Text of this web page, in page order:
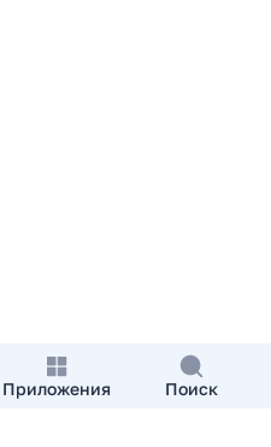
Приложения Поиск